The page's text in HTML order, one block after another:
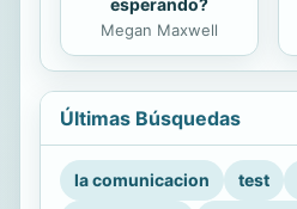
esperando?
Megan Maxwell
Últimas Búsquedas
la comunicacion test